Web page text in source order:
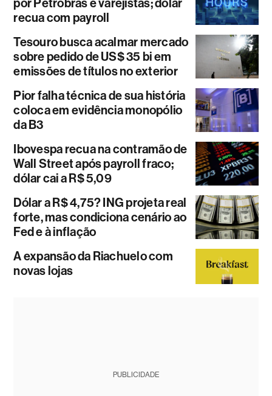
recua com payroll
Tesouro busca acalmar mercado
sobre pedido de US$ 35 bi em
emissões de títulos no exterior
Pior falha técnica de sua história
coloca em evidência monopólio
da B3
Ibovespa recua na contramão de
Wall Street após payroll fraco;
dólar cai a R$ 5,09
Dólar a R$ 4,75? ING projeta real
forte, mas condiciona cenário ao
Fed e à inflação
A expansão da Riachuelo com
novas lojas
PUBLICIDADE